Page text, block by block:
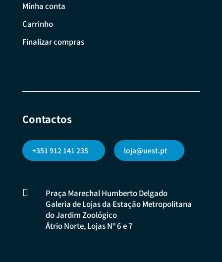
Minha conta
Carrinho
Finalizar compras
Contactos
+351 912 141 235 loja@uest.pt

Praça Marechal Humberto Delgado
Galeria de Lojas da Estação Metropolitana
do Jardim Zoológico
Átrio Norte, Lojas Nº 6 e 7